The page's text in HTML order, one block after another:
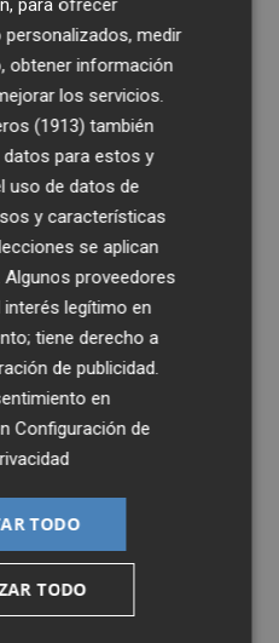
para ofrecer
medir
obtener información
los servicios.
(1913) también
para estos y
uso de datos de
y características
se aplican
proveedores
interés legítimo en
tiene derecho a
de publicidad.
en
Configuración de
TODO
TODO